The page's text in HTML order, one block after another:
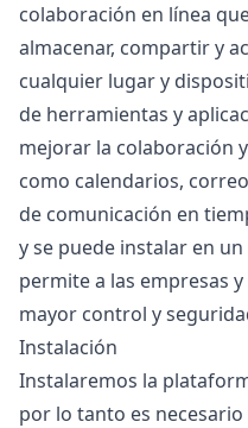
colaboración en línea
almacenar, compartir y
cualquier lugar y
de herramientas y
mejorar la colaboración
como calendarios,
de comunicación en
y se puede instalar en
permite a las empresas
mayor control y
Instalación
Instalaremos la
por lo tanto es